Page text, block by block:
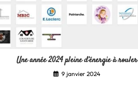
Une année 2024 pleine d’énergie à rouler
9 janvier 2024